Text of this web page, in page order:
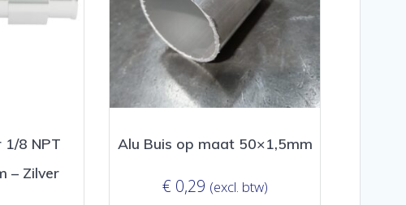
8 NPT
– Zilver
Alu Buis op maat 50×1,5mm
€ 0,29 (excl. btw)